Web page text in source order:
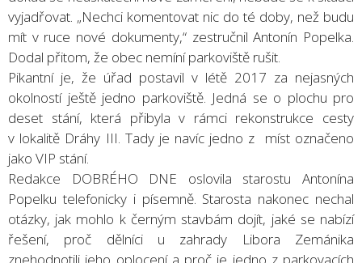
vyjadřovat. „Nechci komentovat nic do té doby, než budu
mít v ruce nové dokumenty,“ zestručnil Antonín Popelka.
Dodal přitom, že obec nemíní parkoviště rušit.
Pikantní je, že úřad postavil v létě 2017 za nejasných
okolností ještě jedno parkoviště. Jedná se o plochu pro
deset stání, která přibyla v rámci rekonstrukce cesty
v lokalitě Dráhy III. Tady je navíc jedno z míst označeno
jako VIP stání.
Redakce DOBRÉHO DNE oslovila starostu Antonína
Popelku telefonicky i písemně. Starosta nakonec nechal
otázky, jak mohlo k černým stavbám dojít, jaké se nabízí
řešení, proč dělníci u zahrady Libora Zemánika
znehodnotili jeho oplocení a proč je jedno z parkovacích